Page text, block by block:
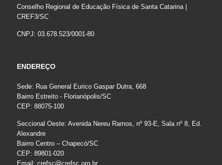
Conselho Regional de Educação Física de Santa Catarina |
CREF3/SC
CNPJ: 03.678.523/0001-80
ENDEREÇO
Sede: Rua General Eurico Gaspar Dutra, 668
Bairro Estreito - Florianópolis/SC
CEP: 88075-100
Seccional Oeste: Avenida Nereu Ramos, nº 93-E, Sala nº 8, Ed.
Alexandre
Bairro Centro – Chapecó/SC
CEP: 89801-020
Email: crefsc@crefsc.org.br